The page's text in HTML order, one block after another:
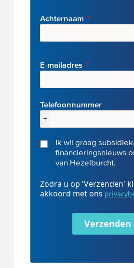
Achternaam
E-mailadres
Telefoonnummer
+
Ik wil graag
financieringsnieuws
van Hezelburcht.
Zodra u op 'Verzenden'
akkoord met ons
Verzenden